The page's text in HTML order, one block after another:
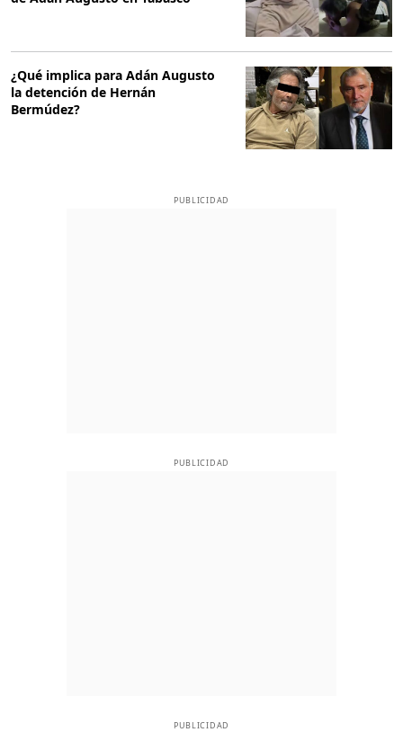
¿Qué implica para Adán Augusto
la detención de Hernán
Bermúdez?
PUBLICIDAD
PUBLICIDAD
PUBLICIDAD